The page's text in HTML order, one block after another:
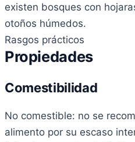
existen bosques con
otoños húmedos.
Rasgos prácticos
Propiedades
Comestibilidad
No comestible: no se
alimento por su escaso